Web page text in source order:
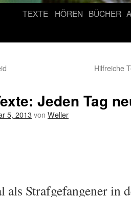
TEXTE HÖREN BÜCHER
Hilfreiche
Jeden Tag
5, 2013von Weller
als Strafgefangener in